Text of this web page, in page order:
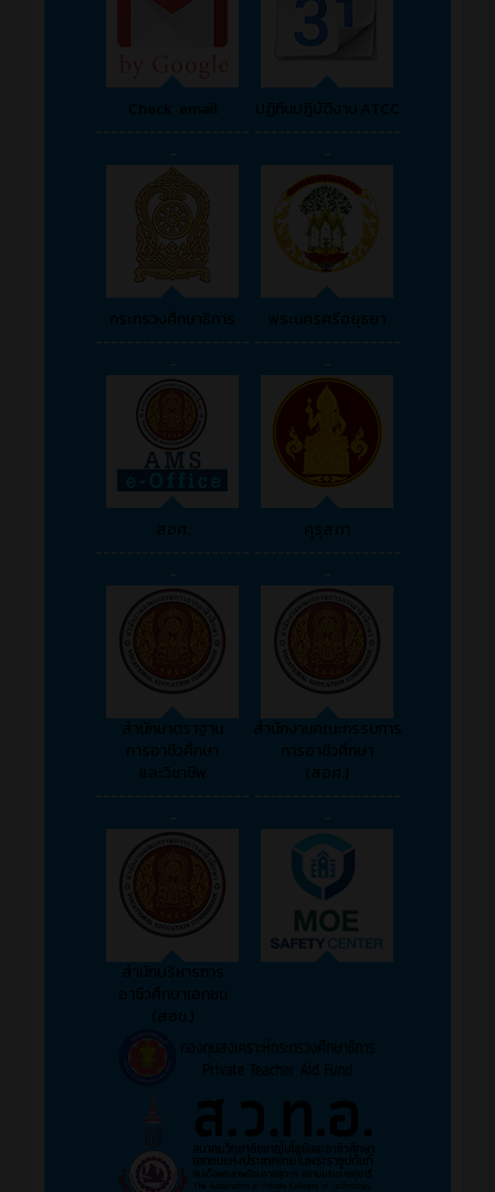
Check email
ปฏิทินปฏิบัติงาน ATCC
--------------------
-
-------------------
-
กระทรวงศึกษาธิการ
พระนครศรีอยุธยา
--------------------
-
-------------------
-
สอศ.
คุรุสภา
--------------------
-
-------------------
-
สำนักมาตราฐาน
การอาชีวศึกษา
และวิชาชีพ
สำนักงานคณะกรรมการ
การอาชีวศึกษา
(สอศ.)
--------------------
-
-------------------
-
สำนักบริหารการ
อาชีวศึกษาเอกชน
(สอช.)